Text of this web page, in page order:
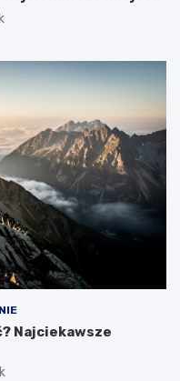
Najciekawsze